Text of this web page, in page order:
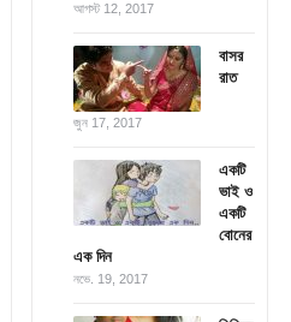
আগস্ট 12, 2017
বাসর
রাত
জুন 17, 2017
একটি
ভাই ও
একটি
বোনের
এক দিন
নভে. 19, 2017